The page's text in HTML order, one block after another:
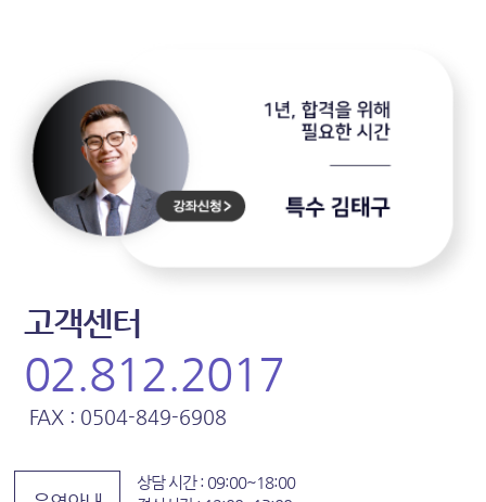
고객센터
02.812.2017
FAX : 0504-849-6908
상담 시간 : 09:00~18:00